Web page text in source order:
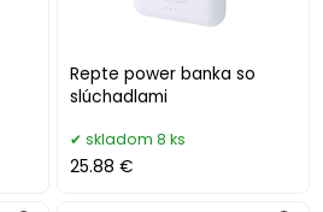
Repte power banka so
slúchadlami
skladom 8 ks
25.88 €